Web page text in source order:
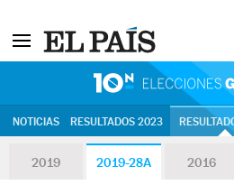
NOTICIAS RESULTADOS 2023
2019 2019-28A 2016